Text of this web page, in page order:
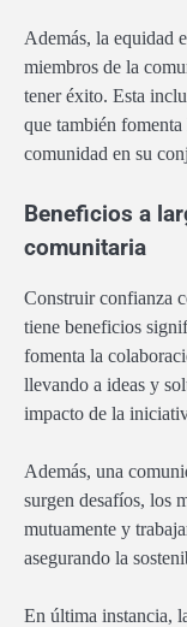
Además, la equidad
miembros de la
tener éxito. Esta
que también
comunidad en su
Beneficios a
comunitaria
Construir confianza
tiene beneficios
fomenta la
llevando a ideas y
impacto de la
Además, una
surgen desafíos, los
mutuamente y
asegurando la
En última instancia,